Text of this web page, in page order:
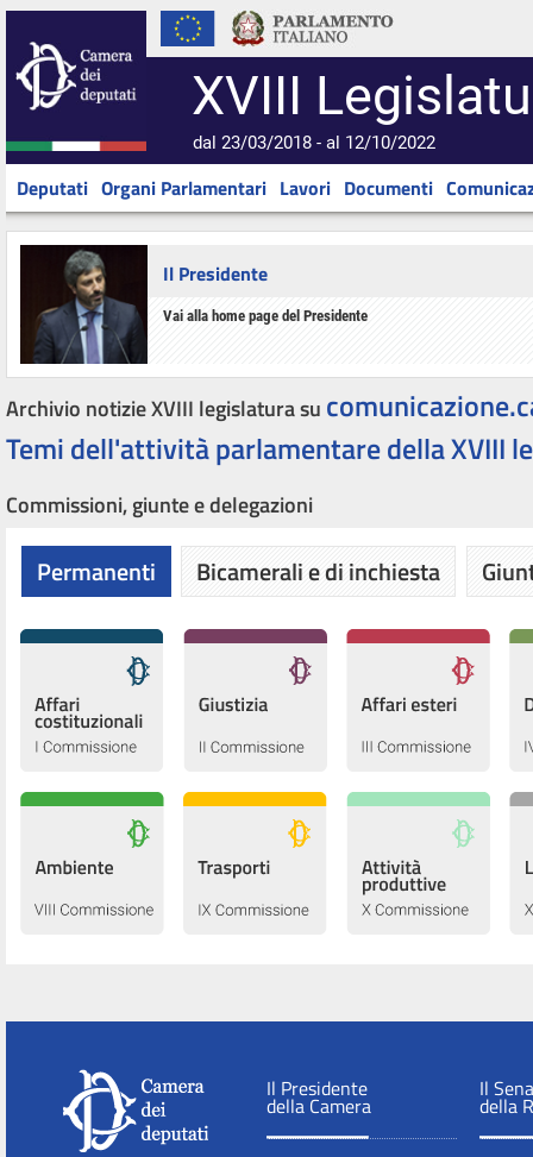
XVIII
dal 23/03/2018 - al 12/10/2022
Deputati Organi Parlamentari Lavori Documenti
Il Presidente
Vai alla home page del Presidente
Archivio notizie XVIII legislatura su
Temi dell'attività parlamentare della XVIII
Commissioni, giunte e delegazioni
Permanenti Bicamerali e di inchiesta
Il Presidente
della Camera
Il
della